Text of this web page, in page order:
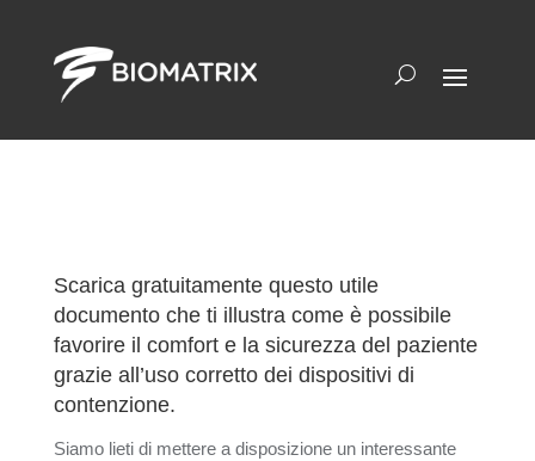
Scarica gratuitamente questo utile
documento che ti illustra come è possibile
favorire il comfort e la sicurezza del paziente
grazie all’uso corretto dei dispositivi di
contenzione.
Siamo lieti di mettere a disposizione un interessante